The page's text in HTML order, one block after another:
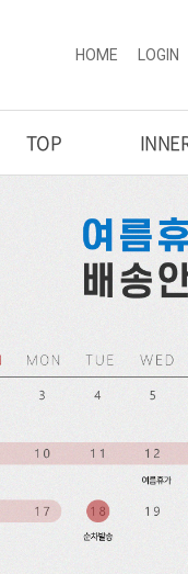
HOME LOGIN
TOP